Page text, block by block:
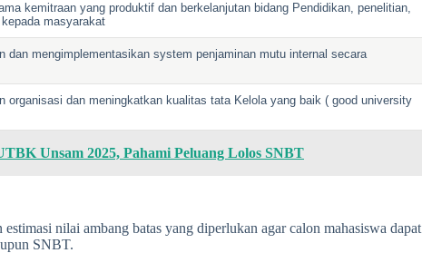
kemitraan yang produktif dan berkelanjutan bidang Pendidikan, penelitian,
masyarakat
dan mengimplementasikan system penjaminan mutu internal secara
organisasi dan meningkatkan kualitas tata Kelola yang baik ( good university
Unsam 2025, Pahami Peluang Lolos SNBT
estimasi nilai ambang batas yang diperlukan agar calon mahasiswa dapat
SNBT.